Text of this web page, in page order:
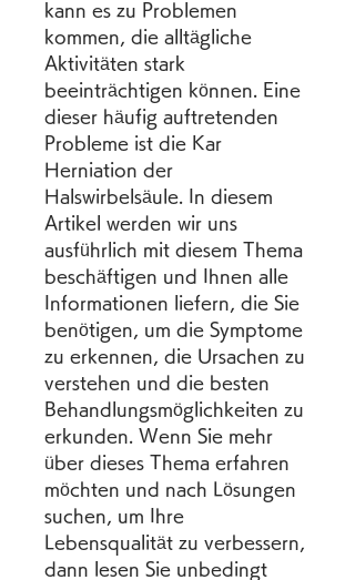
kann es zu Problemen
kommen, die alltägliche
Aktivitäten stark
beeinträchtigen können. Eine
dieser häufig auftretenden
Probleme ist die Kar
Herniation der
Halswirbelsäule. In diesem
Artikel werden wir uns
ausführlich mit diesem Thema
beschäftigen und Ihnen alle
Informationen liefern, die Sie
benötigen, um die Symptome
zu erkennen, die Ursachen zu
verstehen und die besten
Behandlungsmöglichkeiten zu
erkunden. Wenn Sie mehr
über dieses Thema erfahren
möchten und nach Lösungen
suchen, um Ihre
Lebensqualität zu verbessern,
dann lesen Sie unbedingt